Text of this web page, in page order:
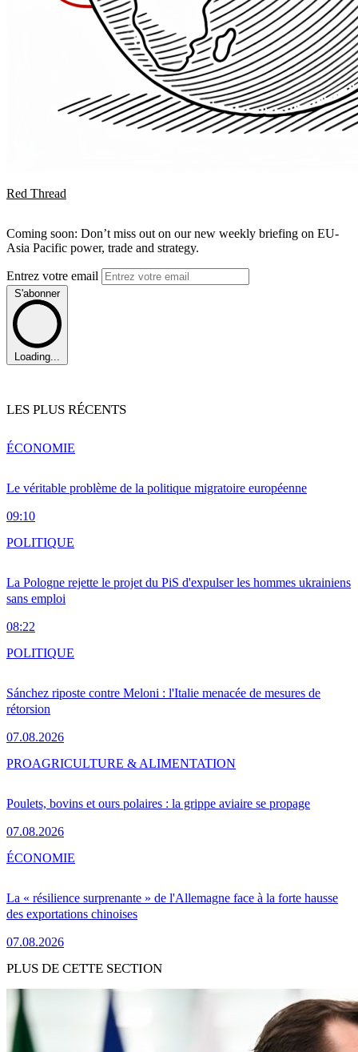
Red Thread
Coming soon: Don’t miss out on our new weekly briefing on EU-
Asia Pacific power, trade and strategy.
Entrez votre email
S'abonner
Loading...
LES PLUS RÉCENTS
Le véritable problème de la politique migratoire européenne
09:10
ÉCONOMIE
La Pologne rejette le projet du PiS d'expulser les hommes ukrainiens
sans emploi
08:22
POLITIQUE
Sánchez riposte contre Meloni : l'Italie menacée de mesures de
rétorsion
07.08.2026
POLITIQUE
Poulets, bovins et ours polaires : la grippe aviaire se propage
07.08.2026
PROAGRICULTURE & ALIMENTATION
La « résilience surprenante » de l'Allemagne face à la forte hausse
des exportations chinoises
07.08.2026
ÉCONOMIE
PLUS DE CETTE SECTION